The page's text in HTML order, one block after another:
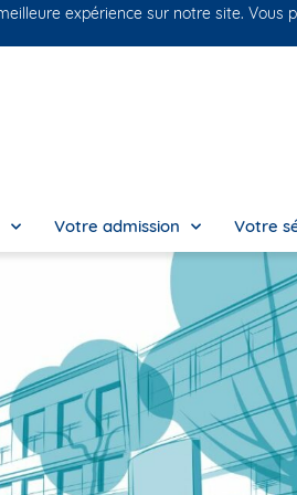
Votre admission Votre
expérience sur notre site. Vous